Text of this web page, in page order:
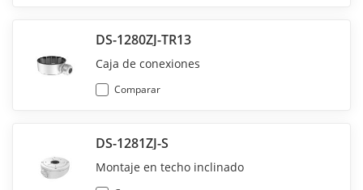
DS-1280ZJ-TR13
Caja de conexiones
Comparar
DS-1281ZJ-S
Montaje en techo inclinado